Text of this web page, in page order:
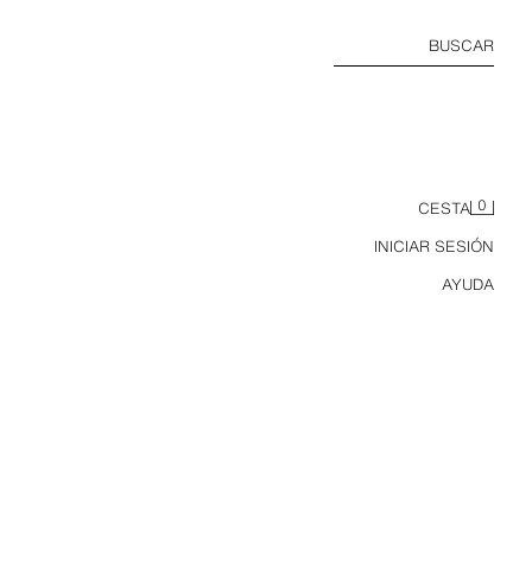
BUSCAR
CESTA 0
INICIAR SESIÓN
AYUDA